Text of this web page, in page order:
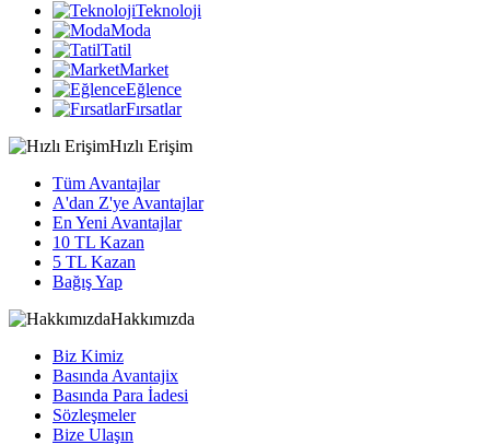
Teknoloji
Moda
Tatil
Market
Eğlence
Fırsatlar
Hızlı Erişim
Tüm Avantajlar
A'dan Z'ye Avantajlar
En Yeni Avantajlar
10 TL Kazan
5 TL Kazan
Bağış Yap
Hakkımızda
Biz Kimiz
Basında Avantajix
Basında Para İadesi
Sözleşmeler
Bize Ulaşın